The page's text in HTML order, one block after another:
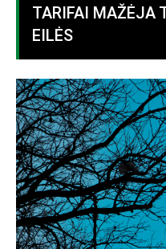
TARIFAI MAŽĖJA
EILĖS